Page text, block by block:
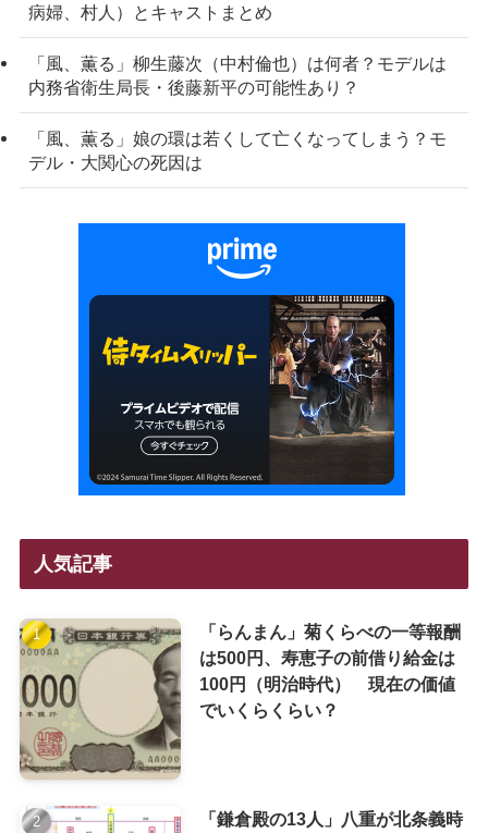
病婦、村人）とキャストまとめ
「風、薫る」柳生藤次（中村倫也）は何者？モデルは
内務省衛生局長・後藤新平の可能性あり？
「風、薫る」娘の環は若くして亡くなってしまう？モ
デル・大関心の死因は
人気記事
「らんまん」菊くらべの一等報酬
は500円、寿恵子の前借り給金は
100円（明治時代） 現在の価値
でいくらくらい？
「鎌倉殿の13人」八重が北条義時